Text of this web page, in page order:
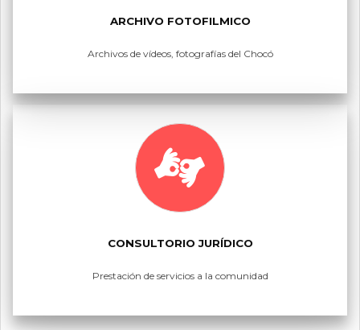
ARCHIVO FOTOFILMICO
Archivos de vídeos, fotografías del Chocó
CONSULTORIO JURÍDICO
Prestación de servicios a la comunidad